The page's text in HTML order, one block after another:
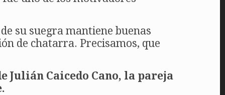
su suegra mantiene buenas
de chatarra. Precisamos, que
Julián Caicedo Cano, la pareja